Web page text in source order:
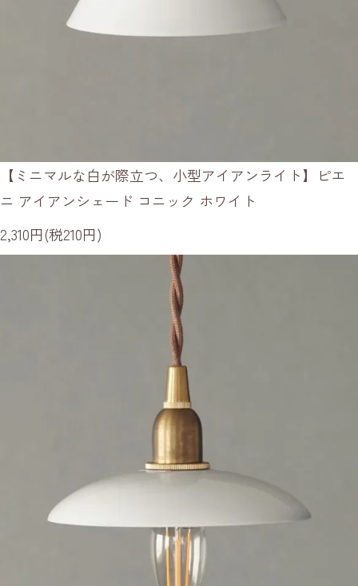
【ミニマルな白が際立つ、小型アイアンライト】ピエ
ニ アイアンシェード コニック ホワイト
2,310円(税210円)